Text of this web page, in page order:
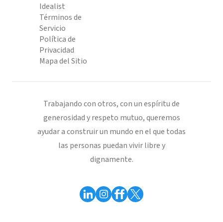
Idealist
Términos de
Servicio
Política de
Privacidad
Mapa del Sitio
Trabajando con otros, con un espíritu de
generosidad y respeto mutuo, queremos
ayudar a construir un mundo en el que todas
las personas puedan vivir libre y
dignamente.